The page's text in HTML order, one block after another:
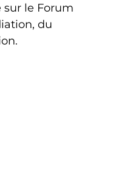
sur le Forum
du